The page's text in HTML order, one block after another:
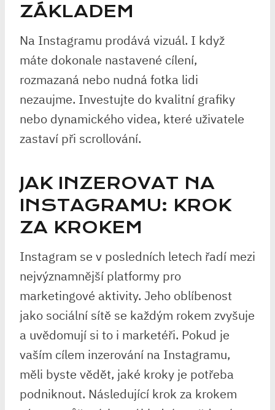
ZÁKLADEM
Na Instagramu prodává vizuál. I když
máte dokonale nastavené cílení,
rozmazaná nebo nudná fotka lidi
nezaujme. Investujte do kvalitní grafiky
nebo dynamického videa, které uživatele
zastaví při scrollování.
JAK INZEROVAT NA
INSTAGRAMU: KROK
ZA KROKEM
Instagram se v posledních letech řadí mezi
nejvýznamnější platformy pro
marketingové aktivity. Jeho oblíbenost
jako sociální sítě se každým rokem zvyšuje
a uvědomují si to i marketéři. Pokud je
vaším cílem inzerování na Instagramu,
měli byste vědět, jaké kroky je potřeba
podniknout. Následující krok za krokem